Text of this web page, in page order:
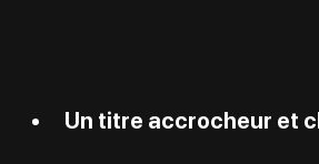
Un titre accrocheur et